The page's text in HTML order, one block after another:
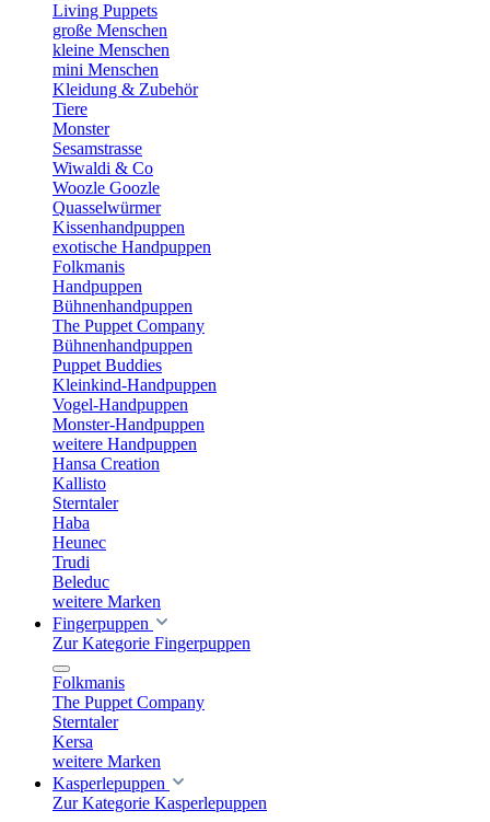
Living Puppets
große Menschen
kleine Menschen
mini Menschen
Kleidung & Zubehör
Tiere
Monster
Sesamstrasse
Wiwaldi & Co
Woozle Goozle
Quasselwürmer
Kissenhandpuppen
exotische Handpuppen
Folkmanis
Handpuppen
Bühnenhandpuppen
The Puppet Company
Bühnenhandpuppen
Puppet Buddies
Kleinkind-Handpuppen
Vogel-Handpuppen
Monster-Handpuppen
weitere Handpuppen
Hansa Creation
Kallisto
Sterntaler
Haba
Heunec
Trudi
Beleduc
weitere Marken
Fingerpuppen
Zur Kategorie Fingerpuppen
Folkmanis
The Puppet Company
Sterntaler
Kersa
weitere Marken
Kasperlepuppen
Zur Kategorie Kasperlepuppen